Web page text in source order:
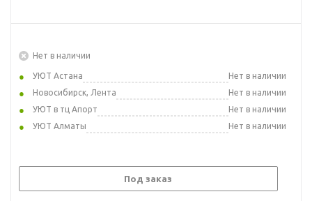
Нет в наличии
УЮТ Астана
Нет в наличии
Новосибирск, Лента
Нет в наличии
УЮТ в тц Апорт
Нет в наличии
УЮТ Алматы
Нет в наличии
Под заказ